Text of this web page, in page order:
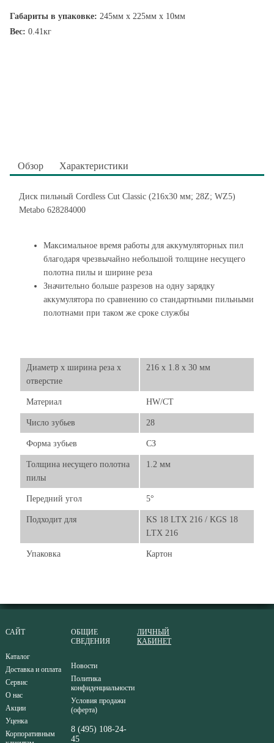
Габариты в упаковке: 245мм x 225мм x 10мм
Вес: 0.41кг
Обзор Характеристики
Диск пильный Cordless Cut Classic (216x30 мм; 28Z; WZ5)
Metabo 628284000
Максимальное время работы для аккумуляторных пил
благодаря чрезвычайно небольшой толщине несущего
полотна пилы и ширине реза
Значительно больше разрезов на одну зарядку
аккумулятора по сравнению со стандартными пильными
полотнами при таком же сроке службы
Диаметр х ширина реза х
отверстие
216 x 1.8 x 30 мм
Материал HW/CT
Число зубьев 28
Форма зубьев СЗ
Толщина несущего полотна
пилы
1.2 мм
Передний угол 5°
Подходит для
KS 18 LTX 216 / KGS 18
LTX 216
Упаковка Картон
САЙТ
Каталог
Доставка и оплата
Сервис
О нас
Акции
Уценка
Корпоративным
ОБЩИЕ
СВЕДЕНИЯ
Новости
Политика
конфиденциальности
Условия продажи
(оферта)
8 (495) 108-24-
45
ЛИЧНЫЙ
КАБИНЕТ